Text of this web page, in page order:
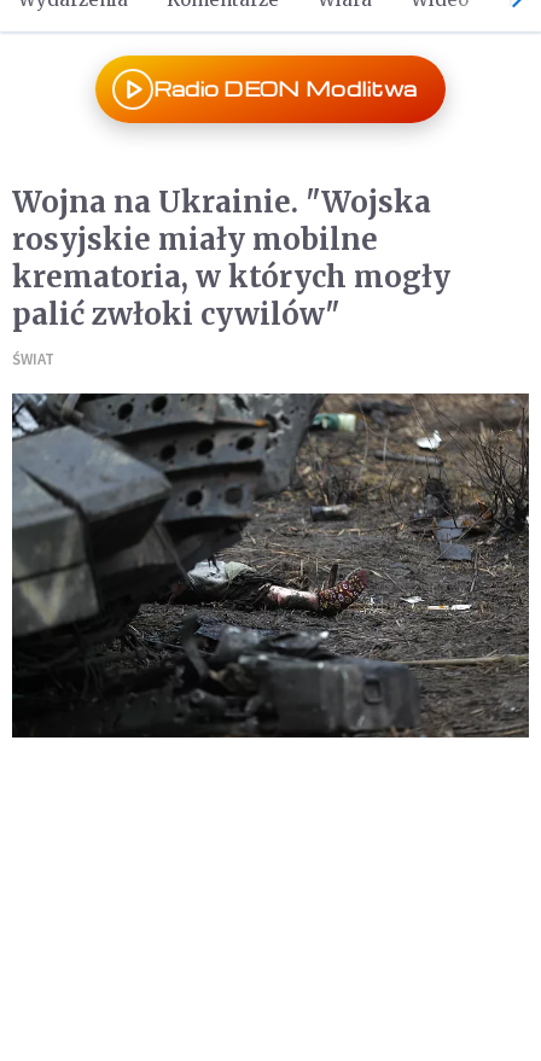
Radio DEON Modlitwa
Wojna na Ukrainie. "Wojska
rosyjskie miały mobilne
krematoria, w których mogły
palić zwłoki cywilów"
ŚWIAT